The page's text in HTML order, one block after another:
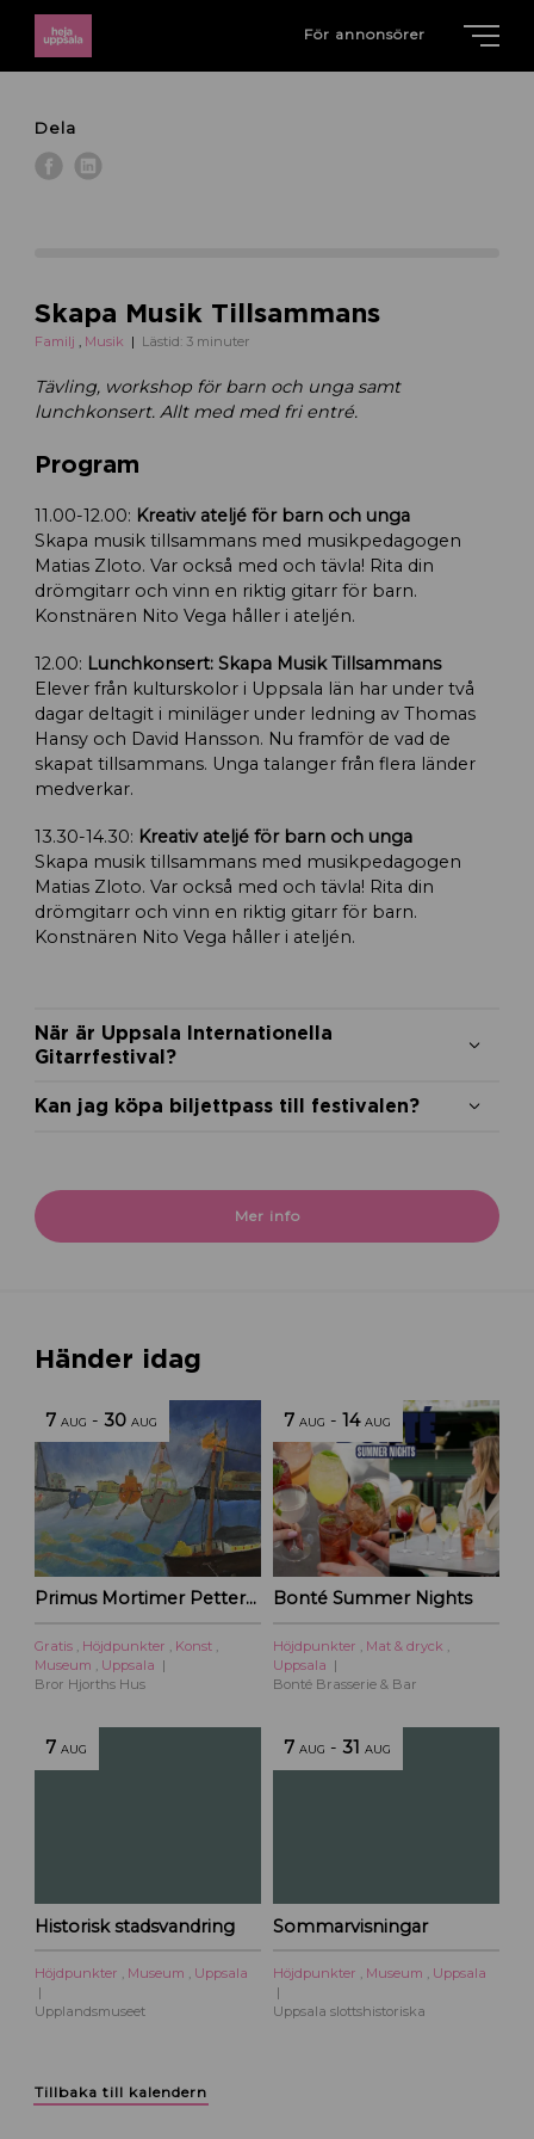
För annonsörer
Dela
Skapa Musik Tillsammans
Familj , Musik Lästid: 3 minuter
Tävling, workshop för barn och unga samt
lunchkonsert. Allt med med fri entré.
Program
11.00-12.00: Kreativ ateljé för barn och unga
Skapa musik tillsammans med musikpedagogen
Matias Zloto. Var också med och tävla! Rita din
drömgitarr och vinn en riktig gitarr för barn.
Konstnären Nito Vega håller i ateljén.
12.00: Lunchkonsert: Skapa Musik Tillsammans
Elever från kulturskolor i Uppsala län har under två
dagar deltagit i miniläger under ledning av Thomas
Hansy och David Hansson. Nu framför de vad de
skapat tillsammans. Unga talanger från flera länder
medverkar.
13.30-14.30: Kreativ ateljé för barn och unga
Skapa musik tillsammans med musikpedagogen
Matias Zloto. Var också med och tävla! Rita din
drömgitarr och vinn en riktig gitarr för barn.
Konstnären Nito Vega håller i ateljén.
När är Uppsala Internationella
Gitarrfestival?
Kan jag köpa biljettpass till festivalen?
Mer info
Händer idag
7 AUG -30 AUG
Primus Mortimer Pettersson
Gratis Höjdpunkter Konst
Museum
Uppsala
Bror Hjorths Hus
7 AUG -14 AUG
Bonté Summer Nights
Höjdpunkter Mat & dryck
Uppsala
Bonté Brasserie & Bar
7 AUG
Historisk stadsvandring
Höjdpunkter , Museum , Uppsala
Upplandsmuseet
7 AUG -31 AUG
Sommarvisningar
Höjdpunkter , Museum , Uppsala
Uppsala slottshistoriska
Tillbaka till kalendern